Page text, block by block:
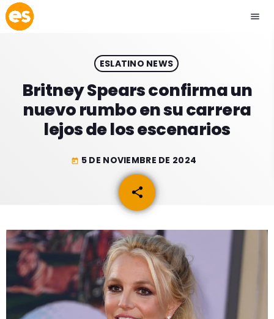
menu
play_arrow EMISIÓN LA PAZ
play_arrow EMISIÓN COCHABAMBA
ACTUALIDAD
ESPECTÁCULOS
GEEKERS
MÚSICA
PROGRAMACIÓN
INICIO
RADIO SPLENDID
ESLATINO NEWS
Britney Spears confirma un
nuevo rumbo en su carrera
lejos de los escenarios
today 5 DE NOVIEMBRE DE 2024
share
email